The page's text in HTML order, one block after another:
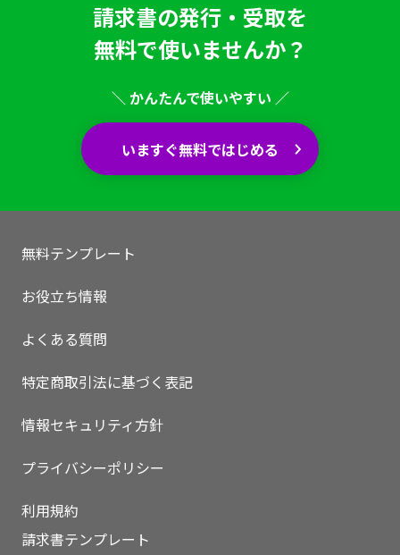
いますぐ無料登録
請求書の発行・受取を
無料で使いませんか？
＼ かんたんで使いやすい ／
いますぐ無料ではじめる
無料テンプレート
お役立ち情報
よくある質問
特定商取引法に基づく表記
情報セキュリティ方針
プライバシーポリシー
利用規約
請求書テンプレート